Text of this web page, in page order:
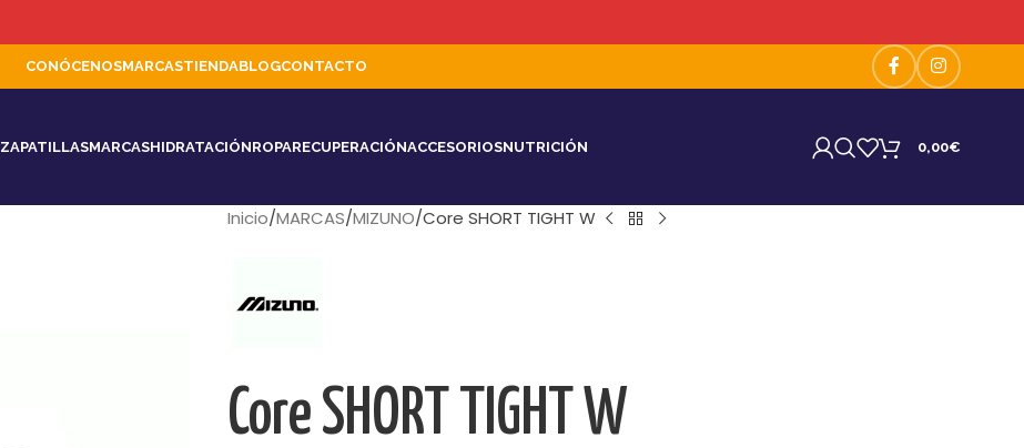
CONÓCENOSMARCASTIENDABLOGCONTACTO
ZAPATILLASMARCASHIDRATACIÓNROPARECUPERACIÓNACCESORIOSNUTRICIÓN 0,00€
Inicio MARCAS MIZUNO Core SHORT TIGHT W
Core SHORT TIGHT W